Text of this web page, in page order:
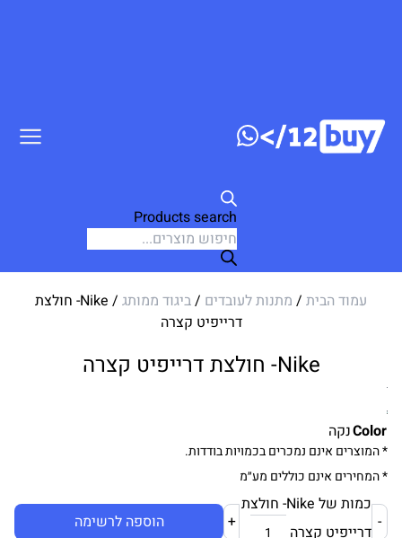
Products search
עמוד הבית / מתנות לעובדים /ביגוד ממותג
/ Nike- חולצת
דרייפיט קצרה
Nike- חולצת דרייפיט קצרה
Colorנקה
* המוצרים אינם נמכרים בכמויות בודדות.
* המחירים אינם כוללים מע״מ
-
כמות של Nike- חולצת
דרייפיט קצרה
+ הוספה לרשימה